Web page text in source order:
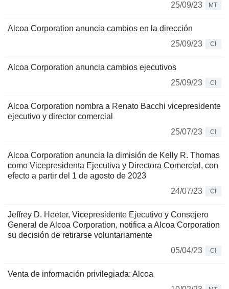
25/09/23
MT
Alcoa Corporation anuncia cambios en la dirección
25/09/23
CI
Alcoa Corporation anuncia cambios ejecutivos
25/09/23
CI
Alcoa Corporation nombra a Renato Bacchi vicepresidente
ejecutivo y director comercial
25/07/23
CI
Alcoa Corporation anuncia la dimisión de Kelly R. Thomas
como Vicepresidenta Ejecutiva y Directora Comercial, con
efecto a partir del 1 de agosto de 2023
24/07/23
CI
Jeffrey D. Heeter, Vicepresidente Ejecutivo y Consejero
General de Alcoa Corporation, notifica a Alcoa Corporation
su decisión de retirarse voluntariamente
05/04/23
CI
Venta de información privilegiada: Alcoa